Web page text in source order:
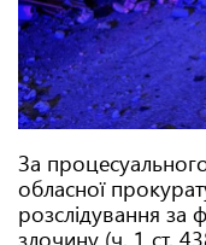
За
обласної
розслідування за